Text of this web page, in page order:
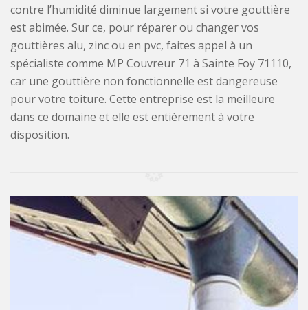
contre l’humidité diminue largement si votre gouttière
est abimée. Sur ce, pour réparer ou changer vos
gouttières alu, zinc ou en pvc, faites appel à un
spécialiste comme MP Couvreur 71 à Sainte Foy 71110,
car une gouttière non fonctionnelle est dangereuse
pour votre toiture. Cette entreprise est la meilleure
dans ce domaine et elle est entièrement à votre
disposition.